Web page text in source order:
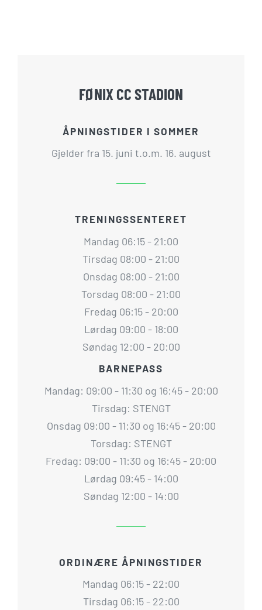
FØNIX CC STADION
ÅPNINGSTIDER I SOMMER
Gjelder fra 15. juni t.o.m. 16. august
TRENINGSSENTERET
Mandag 06:15 - 21:00
Tirsdag 08:00 - 21:00
Onsdag 08:00 - 21:00
Torsdag 08:00 - 21:00
Fredag 06:15 - 20:00
Lørdag 09:00 - 18:00
Søndag 12:00 - 20:00
BARNEPASS
Mandag: 09:00 - 11:30 og 16:45 - 20:00
Tirsdag: STENGT
Onsdag 09:00 - 11:30 og 16:45 - 20:00
Torsdag: STENGT
Fredag: 09:00 - 11:30 og 16:45 - 20:00
Lørdag 09:45 - 14:00
Søndag 12:00 - 14:00
ORDINÆRE ÅPNINGSTIDER
Mandag 06:15 - 22:00
Tirsdag 06:15 - 22:00